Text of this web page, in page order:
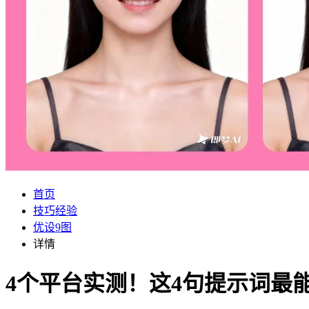
首页
技巧经验
优设9图
详情
4个平台实测！这4句提示词最